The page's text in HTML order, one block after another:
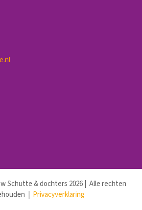
Schutte & dochters 2026 | Alle rechten
| Privacyverklaring